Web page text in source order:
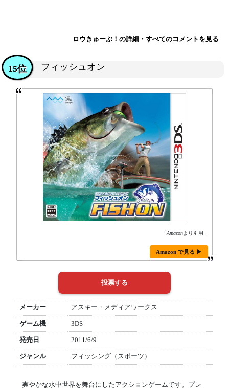
ロウきゅーぶ！の詳細・すべてのコメントを見る
フィッシュオン
15位
「Amazonより引用」
Amazon で見る ▶
メーカー アスキー・メディアワークス
ゲーム機 3DS
発売日 2011/6/9
ジャンル フィッシング（スポーツ）
爽やかな水中世界を舞台にしたアクションゲームです。プレ